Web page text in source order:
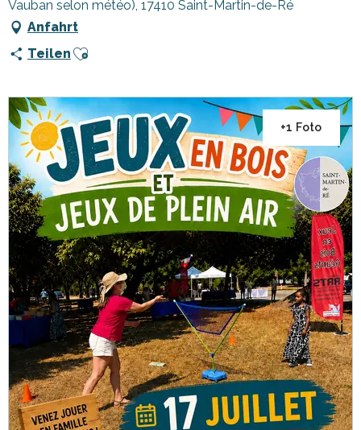
Vauban selon météo), 17410 Saint-Martin-de-Ré
Anfahrt
Teilen Ajouter aux favoris
+1 Foto